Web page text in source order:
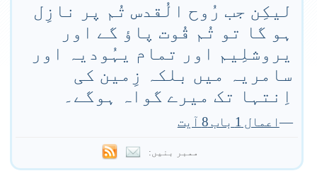
لیکِن جب رُوح الُقدس تُم پر نازِل
ہو گا تو تُم قُوت پاؤ گے اور
یروشلِیم اور تمام یہُودیہ اور
سامریہ میں بلکہ زِمین کی
اِنتہا تک میرے گواہ ہوگے۔
—اعمال 1 باب 8 آیت
ممبر بنیں: